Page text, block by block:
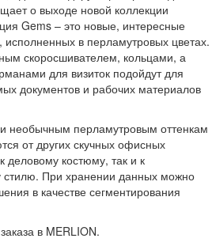
о выходе новой коллекции
Gems – это новые, интересные
в перламутровых цветах.
скоросшивателем, кольцами, а
для визиток подойдут для
документов и рабочих материалов
необычным перламутровым оттенкам
от других скучных офисных
деловому костюму, так и к
стилю. При хранении данных можно
в качестве сегментирования
в MERLION.